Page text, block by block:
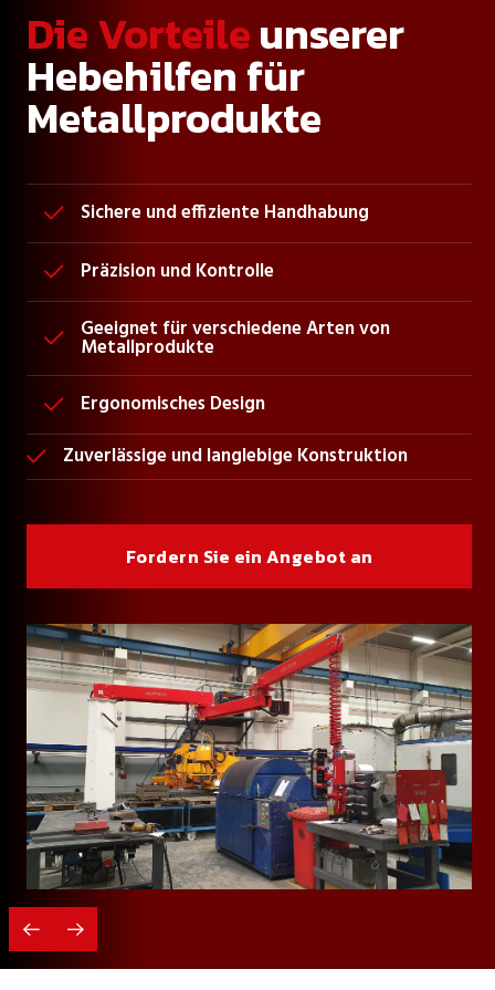
Die Vorteileunserer
Hebehilfen für
Metallprodukte
 Sichere und effiziente Handhabung
 Präzision und Kontrolle
 Geeignet für verschiedene Arten von
Metallprodukte
 Ergonomisches Design
 Zuverlässige und langlebige Konstruktion
Fordern Sie ein Angebot an